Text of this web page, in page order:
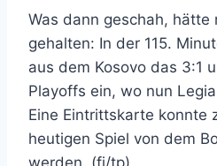
Was dann geschah, hätte
gehalten: In der 115.
aus dem Kosovo das 3:1
Playoffs ein, wo nun
Eine Eintrittskarte konnte
heutigen Spiel von dem
werden. (fj/tp)